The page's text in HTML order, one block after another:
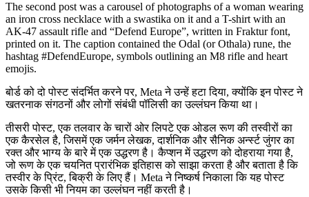
The second post was a carousel of photographs of a woman wearing
an iron cross necklace with a swastika on it and a T-shirt with an
AK-47 assault rifle and “Defend Europe”, written in Fraktur font,
printed on it. The caption contained the Odal (or Othala) rune, the
hashtag #DefendEurope, symbols outlining an M8 rifle and heart
emojis.
बोर्ड को दो पोस्ट संदर्भित करने पर, Meta ने उन्हें हटा दिया, क्योंकि इन पोस्ट ने
खतरनाक संगठनों और लोगों संबंधी पॉलिसी का उल्लंघन किया था।
तीसरी पोस्ट, एक तलवार के चारों ओर लिपटे एक ओडल रूण की तस्वीरों का
एक कैरसेल है, जिसमें एक जर्मन लेखक, दार्शनिक और सैनिक अर्न्स्ट जुंगर का
रक्त और भाग्य के बारे में एक उद्धरण है। कैप्शन में उद्धरण को दोहराया गया है,
जो रूण के एक चयनित प्रारंभिक इतिहास को साझा करता है और बताता है कि
तस्वीर के प्रिंट, बिक्री के लिए हैं। Meta ने निष्कर्ष निकाला कि यह पोस्ट
उसके किसी भी नियम का उल्लंघन नहीं करती है।